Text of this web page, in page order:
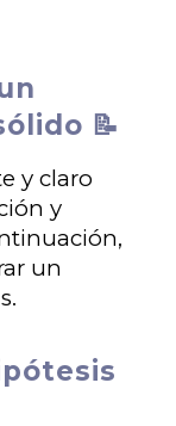
📝
y claro
y
un